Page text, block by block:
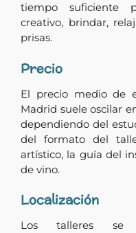
tiempo suficiente
creativo, brindar,
prisas.
Precio
El precio medio de
Madrid suele oscilar
dependiendo del
del formato del
artístico, la guía del
de vino.
Localización
Los talleres